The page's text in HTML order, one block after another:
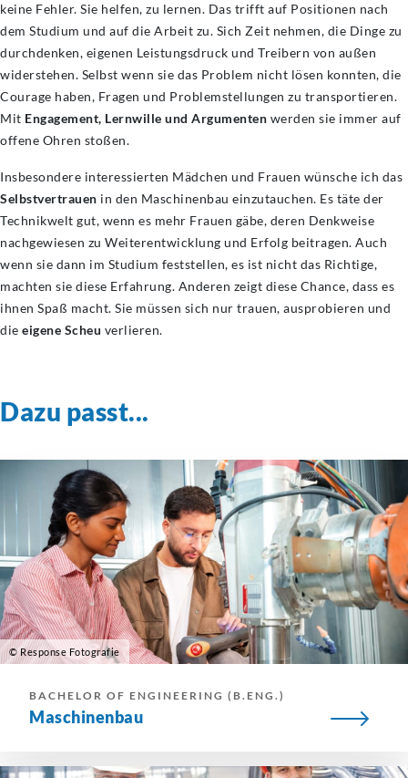
keine Fehler. Sie helfen, zu lernen. Das trifft auf Positionen nach
dem Studium und auf die Arbeit zu. Sich Zeit nehmen, die Dinge zu
durchdenken, eigenen Leistungsdruck und Treibern von außen
widerstehen. Selbst wenn sie das Problem nicht lösen konnten, die
Courage haben, Fragen und Problemstellungen zu transportieren.
Mit Engagement, Lernwille und Argumenten werden sie immer auf
offene Ohren stoßen.
Insbesondere interessierten Mädchen und Frauen wünsche ich das
Selbstvertrauen in den Maschinenbau einzutauchen. Es täte der
Technikwelt gut, wenn es mehr Frauen gäbe, deren Denkweise
nachgewiesen zu Weiterentwicklung und Erfolg beitragen. Auch
wenn sie dann im Studium feststellen, es ist nicht das Richtige,
machten sie diese Erfahrung. Anderen zeigt diese Chance, dass es
ihnen Spaß macht. Sie müssen sich nur trauen, ausprobieren und
die eigene Scheu verlieren.
Dazu passt...
© Response Fotografie
BACHELOR OF ENGINEERING (B.ENG.)
Maschinenbau